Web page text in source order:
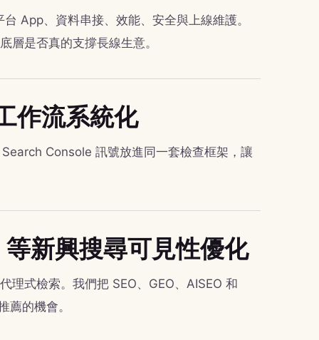
App、資料串接、效能、安全與上線維護。
層是否真的支撐長線生意。
作流系統化
Console 訊號放進同一套檢查框架，讓
新興搜尋可見性優化
式檢索。我們把 SEO、GEO、AISEO 和
的機會。